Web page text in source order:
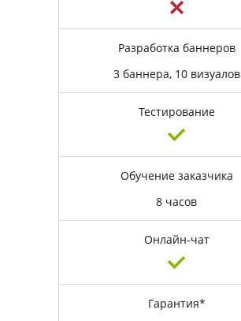
Разработка баннеров
3 баннера, 10 визуалов
Тестирование
Обучение заказчика
8 часов
Онлайн-чат
Гарантия*